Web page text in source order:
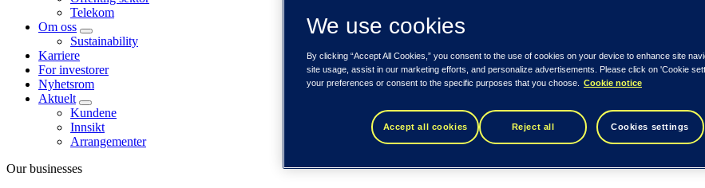
Telekom
Om oss
Sustainability
Karriere
For investorer
Nyhetsrom
Aktuelt
Kundene
Innsikt
Arrangementer
Our businesses
We use cookies
By clicking “Accept All Cookies,” you consent to the use of cookies on your device to enhance site
site usage, assist in our marketing efforts, and personalize advertisements. Please click on 'Cookie
your preferences or consent to the specific purposes that you choose.
Cookie notice
Accept all cookies Reject all Cookies settings